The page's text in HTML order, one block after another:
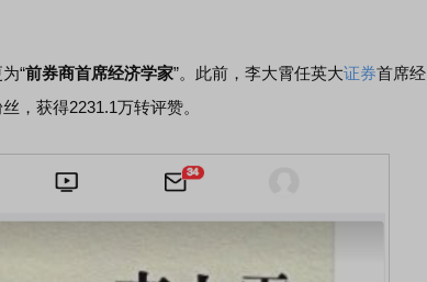
“前券商首席经济学家”。此前，李大霄任英大证券首席经
，获得2231.1万转评赞。